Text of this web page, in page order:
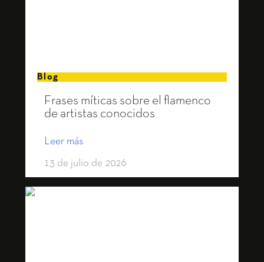
Blog
Frases míticas sobre el flamenco
de artistas conocidos
Leer más
13 de julio de 2026